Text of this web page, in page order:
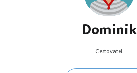
Dominik
Cestovatel